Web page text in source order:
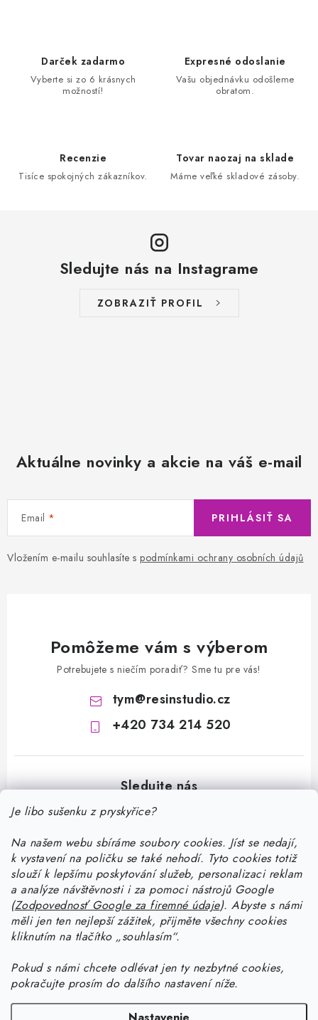
Je libo sušenku z pryskyřice?
Na našem webu sbíráme soubory cookies. Jíst se nedají,
k vystavení na poličku se také nehodí. Tyto cookies totiž
slouží k lepšímu poskytování služeb, personalizaci reklam
a analýze návštěvnosti i za pomoci nástrojů Google
(Zodpovednosť Google za firemné údaje). Abyste s námi
měli jen ten nejlepší zážitek, přijměte všechny cookies
kliknutím na tlačítko „souhlasím“.
Pokud s námi chcete odlévat jen ty nezbytné cookies,
pokračujte prosím do dalšího nastavení níže.
Darček zadarmo
Vyberte si zo 6 krásnych
možností!
Expresné odoslanie
Vašu objednávku odošleme
obratom.
Recenzie
Tisíce spokojných zákazníkov.
Tovar naozaj na sklade
Máme veľké skladové zásoby.
Sledujte nás na Instagrame
ZOBRAZIŤ PROFIL
Aktuálne novinky a akcie na váš e-mail
Email
Vložením e-mailu souhlasíte s podmínkami ochrany osobních údajů
PRIHLÁSIŤ SA
Pomôžeme vám s výberom
Potrebujete s niečím poradiť? Sme tu pre vás!
tym@resinstudio.cz
+420 734 214 520
Informace pro vás
Doprava a platba
Stav objednávky
Ako pracovať so živicou
Začnite tvoriť so živicou: stiahnite si zadarmo e-book pre
začiatočníkov
Návody na výrobky zo živice
Začnite tvoriť so živicou: stiahnite si zadarmo e-book pre